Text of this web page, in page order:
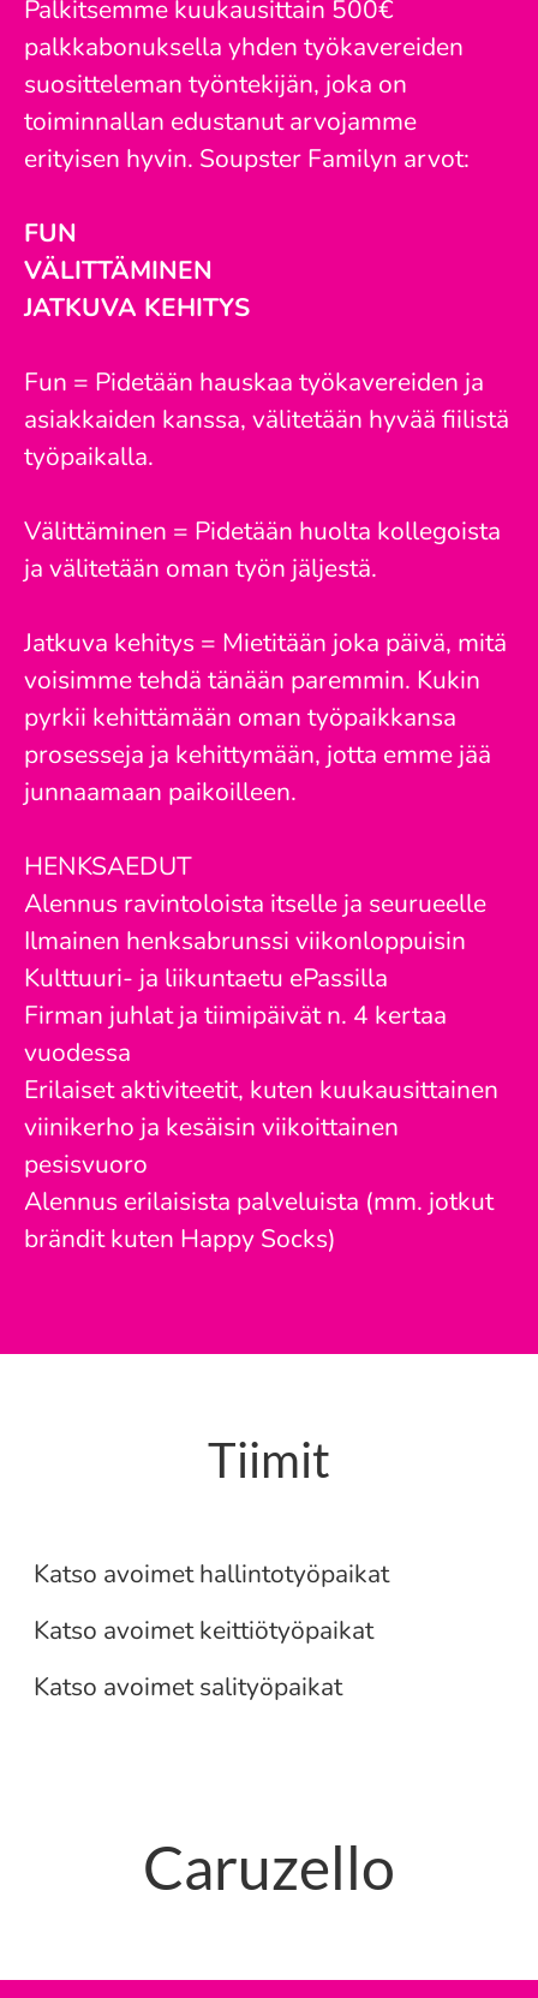
Palkitsemme kuukausittain 500€
palkkabonuksella yhden työkavereiden
suositteleman työntekijän, joka on
toiminnallan edustanut arvojamme
erityisen hyvin. Soupster Familyn arvot:
FUN
VÄLITTÄMINEN
JATKUVA KEHITYS
Fun = Pidetään hauskaa työkavereiden ja
asiakkaiden kanssa, välitetään hyvää fiilistä
työpaikalla.
Välittäminen = Pidetään huolta kollegoista
ja välitetään oman työn jäljestä.
Jatkuva kehitys = Mietitään joka päivä, mitä
voisimme tehdä tänään paremmin. Kukin
pyrkii kehittämään oman työpaikkansa
prosesseja ja kehittymään, jotta emme jää
junnaamaan paikoilleen.
HENKSAEDUT
Alennus ravintoloista itselle ja seurueelle
Ilmainen henksabrunssi viikonloppuisin
Kulttuuri- ja liikuntaetu ePassilla
Firman juhlat ja tiimipäivät n. 4 kertaa
vuodessa
Erilaiset aktiviteetit, kuten kuukausittainen
viinikerho ja kesäisin viikoittainen
pesisvuoro
Alennus erilaisista palveluista (mm. jotkut
brändit kuten Happy Socks)
Tiimit
Katso avoimet hallintotyöpaikat
Katso avoimet keittiötyöpaikat
Katso avoimet salityöpaikat
Caruzello